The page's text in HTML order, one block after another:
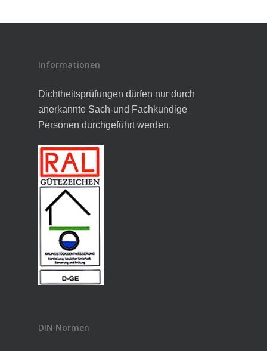
Informationen
Dichtheitsprüfungen dürfen nur durch
anerkannte Sach-und Fachkundige
Personen durchgeführt werden.
DIN Normen